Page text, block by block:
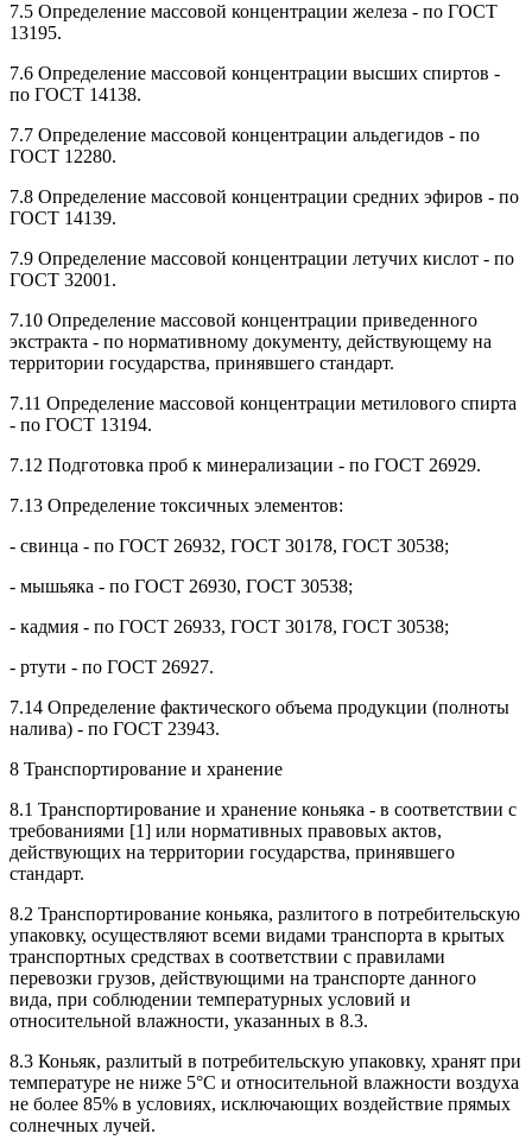
7.5 Определение массовой концентрации железа - по ГОСТ
13195.
7.6 Определение массовой концентрации высших спиртов -
по ГОСТ 14138.
7.7 Определение массовой концентрации альдегидов - по
ГОСТ 12280.
7.8 Определение массовой концентрации средних эфиров - по
ГОСТ 14139.
7.9 Определение массовой концентрации летучих кислот - по
ГОСТ 32001.
7.10 Определение массовой концентрации приведенного
экстракта - по нормативному документу, действующему на
территории государства, принявшего стандарт.
7.11 Определение массовой концентрации метилового спирта
- по ГОСТ 13194.
7.12 Подготовка проб к минерализации - по ГОСТ 26929.
7.13 Определение токсичных элементов:
- свинца - по ГОСТ 26932, ГОСТ 30178, ГОСТ 30538;
- мышьяка - по ГОСТ 26930, ГОСТ 30538;
- кадмия - по ГОСТ 26933, ГОСТ 30178, ГОСТ 30538;
- ртути - по ГОСТ 26927.
7.14 Определение фактического объема продукции (полноты
налива) - по ГОСТ 23943.
8 Транспортирование и хранение
8.1 Транспортирование и хранение коньяка - в соответствии с
требованиями [1] или нормативных правовых актов,
действующих на территории государства, принявшего
стандарт.
8.2 Транспортирование коньяка, разлитого в потребительскую
упаковку, осуществляют всеми видами транспорта в крытых
транспортных средствах в соответствии с правилами
перевозки грузов, действующими на транспорте данного
вида, при соблюдении температурных условий и
относительной влажности, указанных в 8.3.
8.3 Коньяк, разлитый в потребительскую упаковку, хранят при
температуре не ниже 5°С и относительной влажности воздуха
не более 85% в условиях, исключающих воздействие прямых
солнечных лучей.